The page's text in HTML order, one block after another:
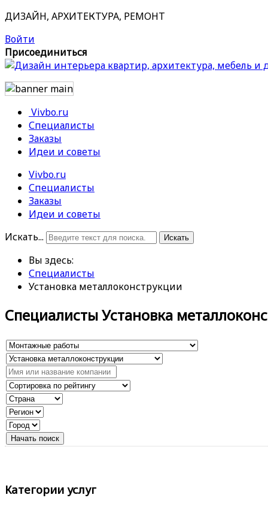
ДИЗАЙН, АРХИТЕКТУРА, РЕМОНТ
Войти
Присоединиться
Vivbo.ru
Специалисты
Заказы
Идеи и советы
Vivbo.ru
Специалисты
Заказы
Идеи и советы
Искать...
Искать
Вы здесь:
Специалисты
Установка металлоконструкции
Специалисты Установка
Категории услуг